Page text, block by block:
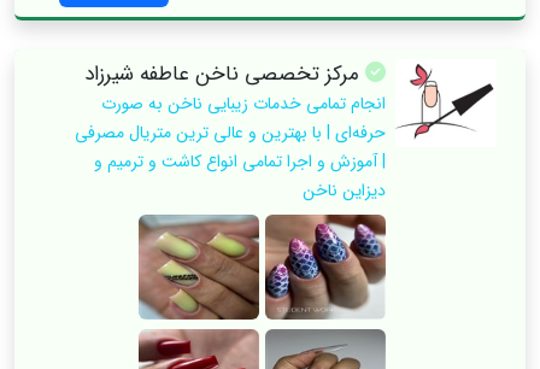
مرکز تخصصی ناخن عاطفه شیرزاد
انجام تمامی خدمات زیبایی ناخن به صورت
حرفه‌ای | با بهترین و عالی ترین متریال مصرفی
| آموزش و اجرا تمامی انواع کاشت و ترمیم و
دیزاین ناخن